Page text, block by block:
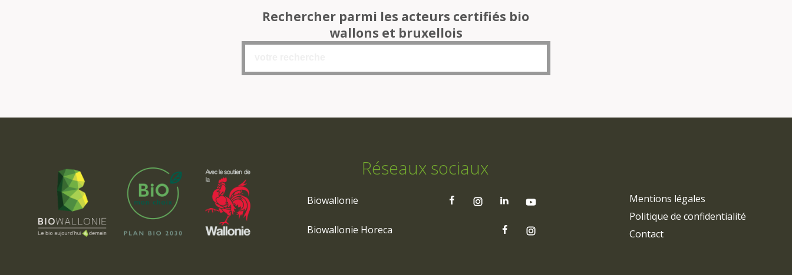
Rechercher parmi les acteurs certifiés bio
wallons et bruxellois
Réseaux sociaux
Biowallonie
Biowallonie Horeca
Mentions légales
Politique de confidentialité
Contact